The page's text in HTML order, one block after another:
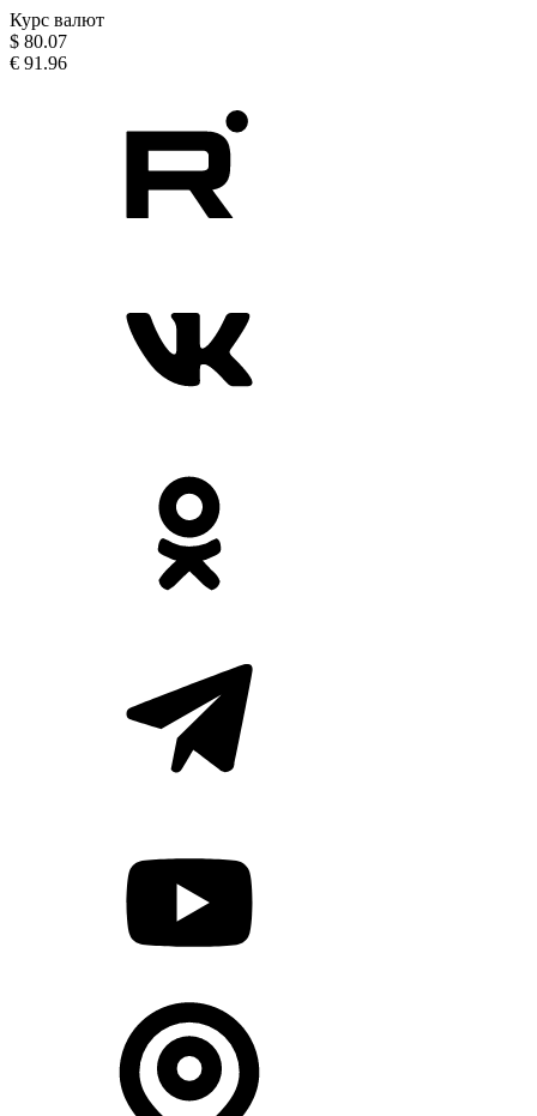
Курс валют
$ 80.07
€ 91.96